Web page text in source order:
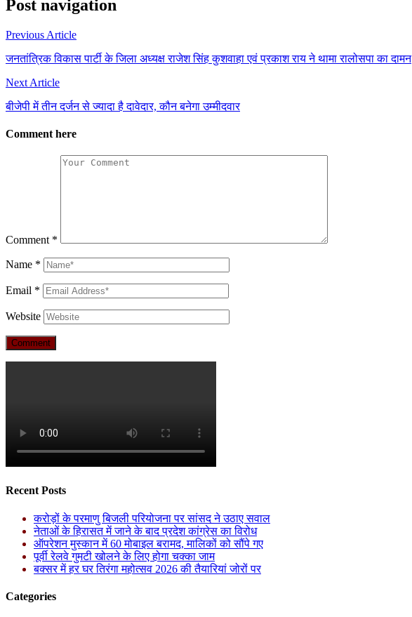
Post navigation
Previous Article
जनतांत्रिक विकास पार्टी के जिला अध्यक्ष राजेश सिंह कुशवाहा एवं प्रकाश राय ने थामा रालोसपा का दामन
Next Article
बीजेपी में तीन दर्जन से ज्यादा है दावेदार, कौन बनेगा उम्मीदवार
Comment here
Comment *
Name *
Email *
Website
Recent Posts
करोड़ों के परमाणु बिजली परियोजना पर सांसद ने उठाए सवाल
नेताओं के हिरासत में जाने के बाद प्रदेश कांग्रेस का विरोध
ऑपरेशन मुस्कान में 60 मोबाइल बरामद, मालिकों को सौंपे गए
पूर्वी रेलवे गुमटी खोलने के लिए होगा चक्का जाम
बक्सर में हर घर तिरंगा महोत्सव 2026 की तैयारियां जोरों पर
Categories